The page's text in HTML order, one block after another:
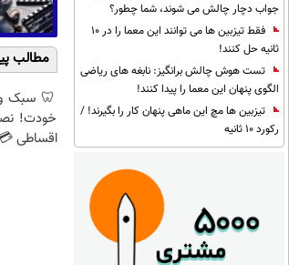
جواب دچار چالش می شوند، شما چطور؟
فقط تیزبین ها می توانند این معما را در 10
ثانیه حل کنند!
تست هوش چالش برانگیز: نابغه های ریاضی
الگوی پنهان این معما را پیدا کنند!
تیزبین ها مچ این ماهی پنهان کار را بگیرند! /
رکورد 10 ثانیه
مطالب
🦷 سبک
خودت!
اقساطی